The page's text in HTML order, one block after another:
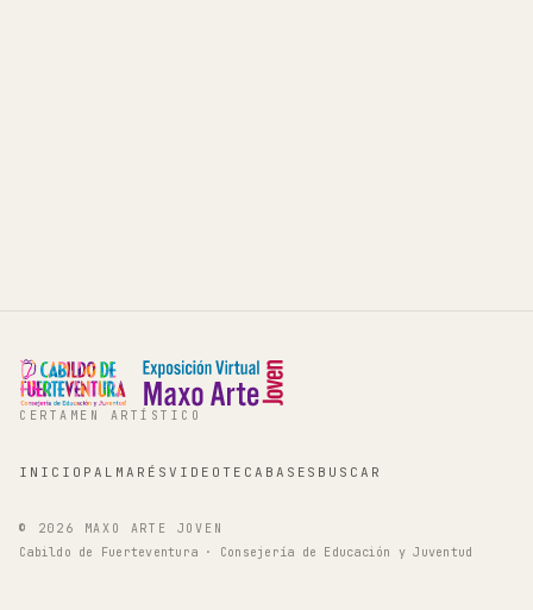
CERTAMEN ARTÍSTICO
INICIO PALMARÉS VIDEOTECA BASES BUSCAR
© 2026
MAXO ARTE JOVEN
Cabildo de Fuerteventura · Consejería de Educación y Juventud